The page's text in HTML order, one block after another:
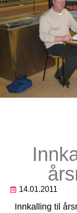
14.01.2011
Innkalling til